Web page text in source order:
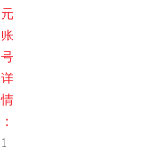
元
账
号
详
情
：
1